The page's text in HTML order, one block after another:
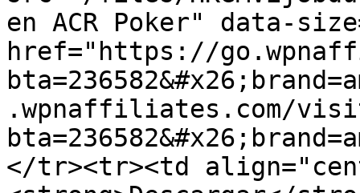
en ACR Poker" data-
href="https://
.wpnaffiliates.com/
</tr><tr><td